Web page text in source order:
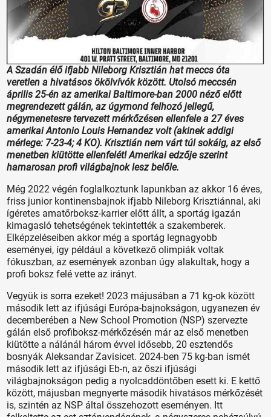
A Szadán élő ifjabb Nileborg Krisztián hat meccs óta
veretlen a hivatásos ökölvívók között. Utolsó meccsén
április 25-én az amerikai Baltimore-ban 2000 néző előtt
megrendezett gálán, az úgymond felhozó jellegű,
négymenetesre tervezett mérkőzésen ellenfele a 27 éves
amerikai Antonio Louis Hernandez volt (akinek addigi
mérlege: 7-23-4; 4 KO). Krisztián nem várt túl sokáig, az első
menetben kiütötte ellenfelét! Amerikai edzője szerint
hamarosan profi világbajnok lesz belőle.
Még 2022 végén foglalkoztunk lapunkban az akkor 16 éves,
friss junior kontinensbajnok ifjabb Nileborg Krisztiánnal, aki
ígéretes amatőrboksz-karrier előtt állt, a sportág igazán
kimagasló tehetségének tekintették a szakemberek.
Elképzeléseiben akkor még a sportág legnagyobb
eseményei, így például a következő olimpiák voltak
fókuszban, az események azonban úgy alakultak, hogy a
profi boksz felé vette az irányt.
Vegyük is sorra ezeket! 2023 májusában a 71 kg-ok között
második lett az ifjúsági Európa-bajnokságon, ugyanezen év
de­cemberében a New School Promotion (NSP) szervezte
gálán első profiboksz-mérkőzésén már az első menetben
kiütötte a nálánál három évvel idősebb, 20 esztendős
bosnyák Aleksandar Zavisicet. 2024-ben 75 kg-ban ismét
második lett az ifjúsági Eb-n, az őszi ifjúsági
világbajnokságon pedig a nyolcaddöntőben esett ki. E kettő
között, májusban megnyerte második hivatásos mérkőzését
is, szintén az NSP által összehozott eseményen. Itt